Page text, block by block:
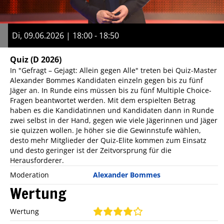
Di, 09.06.2026 | 18:00 - 18:50
Quiz(D 2026)
In "Gefragt – Gejagt: Allein gegen Alle" treten bei Quiz-Master
Alexander Bommes Kandidaten einzeln gegen bis zu fünf
Jäger an. In Runde eins müssen bis zu fünf Multiple Choice-
Fragen beantwortet werden. Mit dem erspielten Betrag
haben es die Kandidatinnen und Kandidaten dann in Runde
zwei selbst in der Hand, gegen wie viele Jägerinnen und Jäger
sie quizzen wollen. Je höher sie die Gewinnstufe wählen,
desto mehr Mitglieder der Quiz-Elite kommen zum Einsatz
und desto geringer ist der Zeitvorsprung für die
Herausforderer.
Moderation
Alexander Bommes
Wertung
Wertung